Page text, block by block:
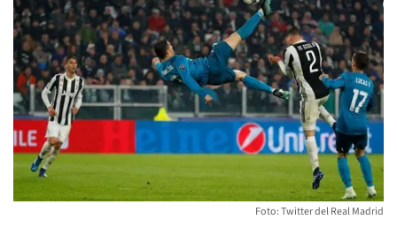
Foto: Twitter del Real Madrid